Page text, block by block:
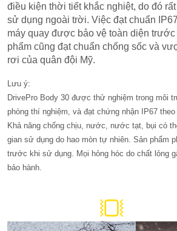
điều kiện thời tiết khắc nghiệt, do đó
sử dụng ngoài trời. Việc đạt chuẩn
máy quay được bảo vệ toàn diện
phẩm cũng đạt chuẩn chống sốc và
rơi của quân đội Mỹ.
Lưu ý:
DrivePro Body 30 được thử nghiệm trong môi
phòng thí nghiệm, và đạt chứng nhận IP67 theo
Khả năng chống chịu, nước, nước tạt, bụi có
gian sử dụng do hao mòn tự nhiên. Sản phẩm
trước khi sử dụng. Mọi hỏng hóc do chất lỏng
bảo hành.